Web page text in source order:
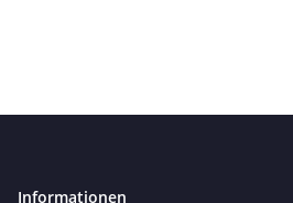
Informationen